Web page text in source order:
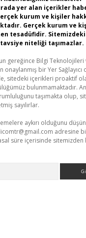
yer alan içerikler
kurum ve kişiler
Gerçek kurum ve
tesadüfidir.
niteliği taşımazlar.
gereğince Bilgi
onaylanmış bir Yer
sitedeki içerikleri proaktif
bulunmamaktadır.
taşımakta olup,
sayılırlar.
aykırı olduğunu
adresine
süre içerisinde sitemizden